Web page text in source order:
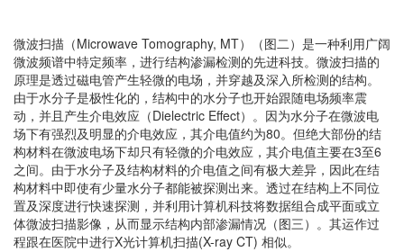
微波扫描（Microwave Tomography, MT）（图二）是一种利用广阔
微波频谱中特定频率，进行结构渗漏检测的先进科技。微波扫描的
原理是透过磁电管产生轻微的电场，并穿越及深入所检测的结构。
由于水分子是极性化的，结构中的水分子也开始跟随电场频率震
动，并且产生介电效应（Dielectric Effect）。因为水分子在微波电
场下有强烈及明显的介电效应，其介电值约为80。但绝大部份的结
构材料在微波电场下却只有轻微的介电效应，其介电值主要在3至6
之间。由于水分子及结构材料的介电值之间有极大差异，因此在结
构材料中即使有少量水分子都能被探测出来。透过在结构上不同位
置及深度进行快速探测，并利用计算机科技将数据组合成平面或立
体微波扫描影像，从而显示结构内部渗漏情况（图三）。其运作过
程跟在医院中进行X光计算机扫描(X-ray CT) 相似。